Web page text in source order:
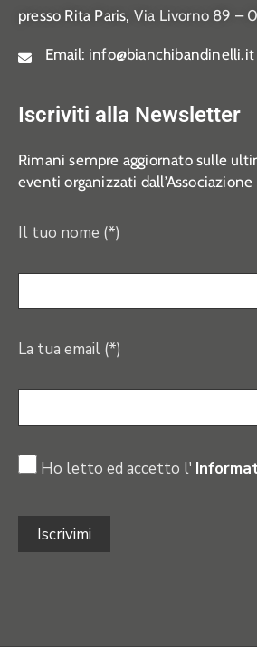
presso Rita Paris, Via Livorno 89 –
Email: info@bianchibandinelli.it
Iscriviti alla Newsletter
Rimani sempre aggiornato sulle
eventi organizzati
Il tuo nome (*)
La tua email (*)
Ho letto ed accetto l'